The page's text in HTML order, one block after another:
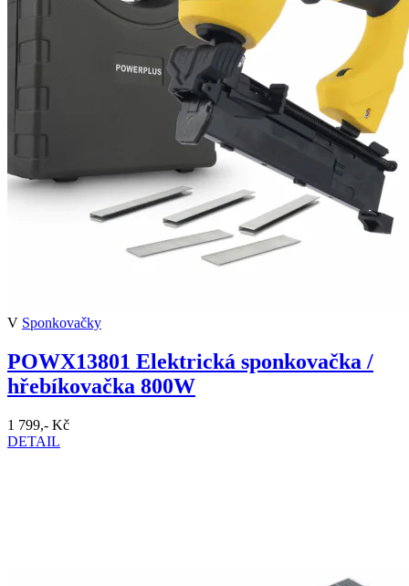
V Sponkovačky
POWX13801 Elektrická sponkovačka /
hřebíkovačka 800W
1 799,- Kč
DETAIL